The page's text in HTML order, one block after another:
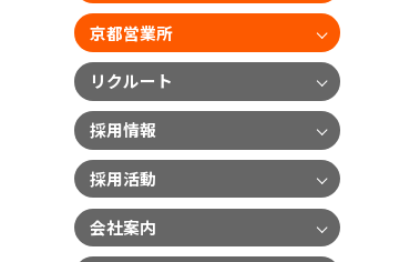
京都営業所
リクルート
採用情報
採用活動
会社案内